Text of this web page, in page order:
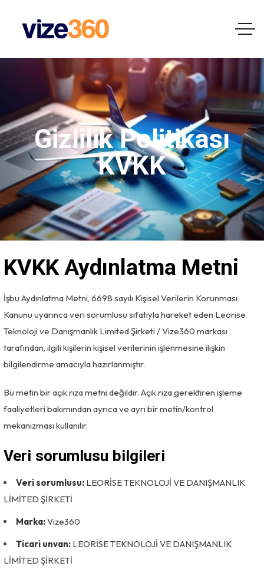
Gizlilik Politikası
KVKK
KVKK Aydınlatma Metni
İşbu Aydınlatma Metni, 6698 sayılı Kişisel Verilerin Korunması
Kanunu uyarınca veri sorumlusu sıfatıyla hareket eden Leorise
Teknoloji ve Danışmanlık Limited Şirketi / Vize360 markası
tarafından, ilgili kişilerin kişisel verilerinin işlenmesine ilişkin
bilgilendirme amacıyla hazırlanmıştır.
Bu metin bir açık rıza metni değildir. Açık rıza gerektiren işleme
faaliyetleri bakımından ayrıca ve ayrı bir metin/kontrol
mekanizması kullanılır.
Veri sorumlusu bilgileri
Veri sorumlusu: LEORİSE TEKNOLOJİ VE DANIŞMANLIK
LİMİTED ŞİRKETİ
Marka:Vize360
Ticari unvan: LEORİSE TEKNOLOJİ VE DANIŞMANLIK
LİMİTED ŞİRKETİ